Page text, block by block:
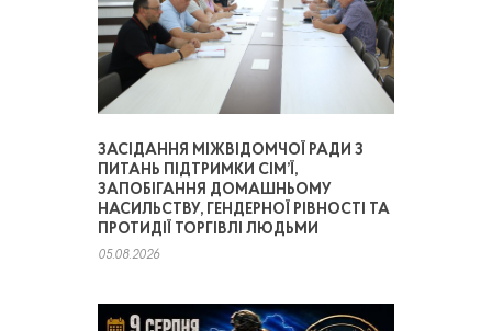
ЗАСІДАННЯ МІЖВІДОМЧОЇ РАДИ З
ПИТАНЬ ПІДТРИМКИ СІМ’Ї,
ЗАПОБІГАННЯ ДОМАШНЬОМУ
НАСИЛЬСТВУ, ГЕНДЕРНОЇ РІВНОСТІ ТА
ПРОТИДІЇ ТОРГІВЛІ ЛЮДЬМИ
05.08.2026